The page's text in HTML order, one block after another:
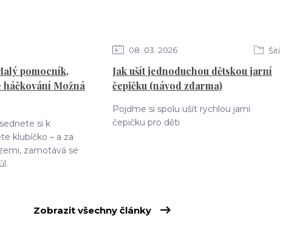
pomocník,
háčkování Možná
si k
klubíčko – a za
zamotává se
08 03 2026 Šití
Jak ušít jednoduchou dětskou jarní
čepičku (návod zdarma)
Pojďme si spolu ušít rychlou jarní
čepičku pro děti
Zobrazit všechny články